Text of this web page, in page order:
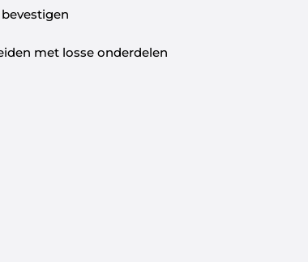
met losse onderdelen